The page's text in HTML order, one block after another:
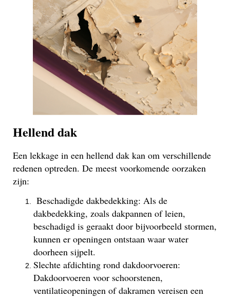
Hellend dak
Een lekkage in een hellend dak kan om verschillende
redenen optreden. De meest voorkomende oorzaken
zijn:
Beschadigde dakbedekking: Als de
dakbedekking, zoals dakpannen of leien,
beschadigd is geraakt door bijvoorbeeld stormen,
kunnen er openingen ontstaan waar water
doorheen sijpelt.
Slechte afdichting rond dakdoorvoeren:
Dakdoorvoeren voor schoorstenen,
ventilatieopeningen of dakramen vereisen een